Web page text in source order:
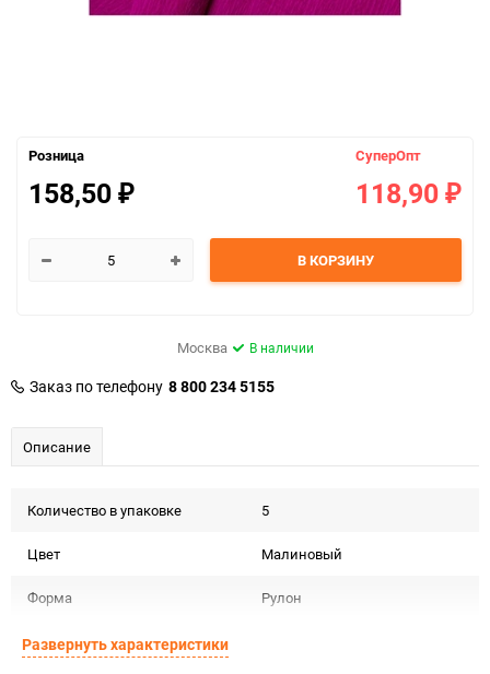
Розница
158,50 ₽
СуперОпт
118,90 ₽
В КОРЗИНУ
Москва В наличии
Заказ по телефону 8 800 234 5155
Описание
Количество в упаковке 5
Цвет Малиновый
Форма Рулон
Материал
Развернуть характеристики